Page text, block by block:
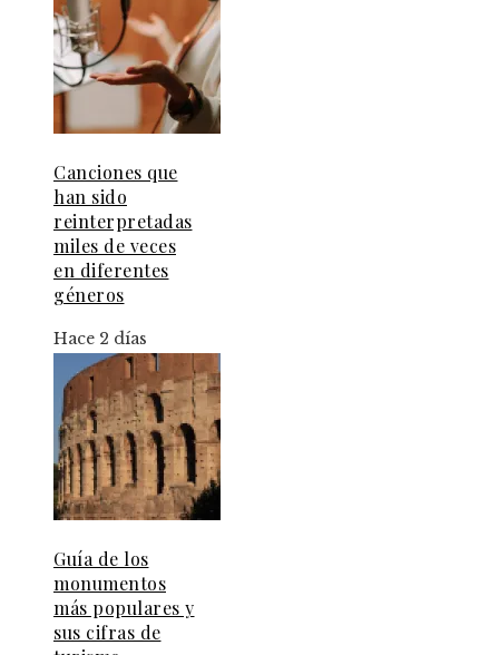
Canciones que
han sido
reinterpretadas
miles de veces
en diferentes
géneros
Hace 2 días
Guía de los
monumentos
más populares y
sus cifras de